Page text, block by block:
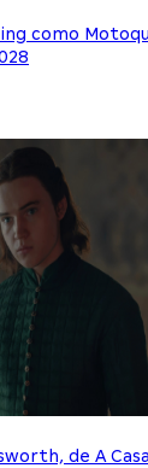
como
de A